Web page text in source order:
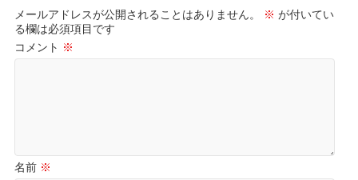
メールアドレスが公開されることはありません。 ※ が付いてい
る欄は必須項目です
コメント ※
名前 ※